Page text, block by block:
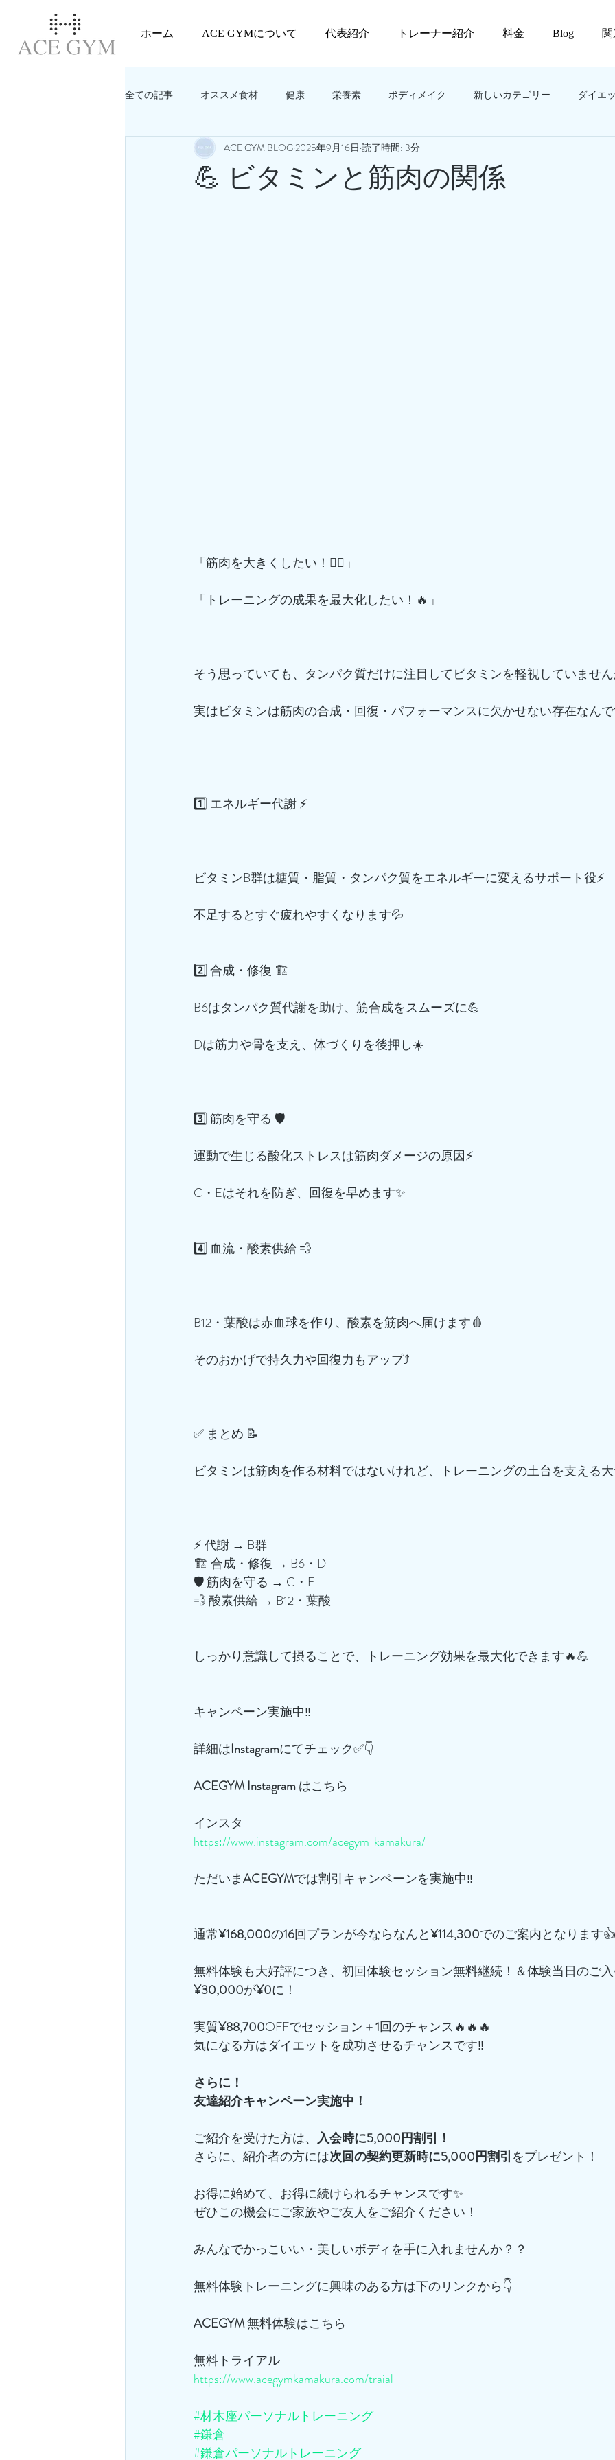
ホーム ACE GYMについて 代表紹介 トレーナー紹介 料金 Blog
全ての記事 オススメ食材 健康 栄養素 ボディメイク 新しいカテゴリー ダイエ
教えてACEGYM‼️ 美容
💪 ビタミンと筋肉の関係
ACE GYM BLOG 2025年9月16日 読了時間: 3分
「筋肉を大きくしたい！🏋️‍♂️」
「トレーニングの成果を最大化したい！🔥」
そう思っていても、タンパク質だけに注目してビタミンを軽視していませ
実はビタミンは筋肉の合成・回復・パフォーマンスに欠かせない存在なん
1️⃣ エネルギー代謝 ⚡️
ビタミンB群は糖質・脂質・タンパク質をエネルギーに変えるサポート役⚡
不足するとすぐ疲れやすくなります💦
2️⃣ 合成・修復 🏗️
B6はタンパク質代謝を助け、筋合成をスムーズに💪
Dは筋力や骨を支え、体づくりを後押し☀️
3️⃣ 筋肉を守る 🛡️
運動で生じる酸化ストレスは筋肉ダメージの原因⚡
C・Eはそれを防ぎ、回復を早めます✨
4️⃣ 血流・酸素供給 💨
B12・葉酸は赤血球を作り、酸素を筋肉へ届けます🩸
そのおかげで持久力や回復力もアップ⤴️
✅ まとめ 📝
ビタミンは筋肉を作る材料ではないけれど、トレーニングの土台を支える
⚡ 代謝 → B群
🏗️ 合成・修復 → B6・D
🛡️ 筋肉を守る → C・E
💨 酸素供給 → B12・葉酸
しっかり意識して摂ることで、トレーニング効果を最大化できます🔥💪
キャンペーン実施中‼️
詳細はInstagramにてチェック✅👇
ACEGYM Instagram はこちら
インスタ
https://www.instagram.com/acegym_kamakura/
ただいまACEGYMでは割引キャンペーンを実施中‼️
通常¥168,000の16回プランが今ならなんと¥114,300でのご案内となります👍
無料体験も大好評につき、初回体験セッション無料継続！＆体験当日のご
¥30,000が¥0に！
実質¥88,700OFFでセッション＋1回のチャンス🔥🔥🔥
気になる方はダイエットを成功させるチャンスです‼️
さらに！
友達紹介キャンペーン実施中！
ご紹介を受けた方は、 入会時に5,000円割引！
さらに、紹介者の方には次回の契約更新時に5,000円割引をプレゼント！
お得に始めて、お得に続けられるチャンスです✨
ぜひこの機会にご家族やご友人をご紹介ください！
みんなでかっこいい・美しいボディを手に入れませんか？？
無料体験トレーニングに興味のある方は下のリンクから👇
ACEGYM 無料体験はこちら
無料トライアル
https://www.acegymkamakura.com/traial
#材木座パーソナルトレーニング
#鎌倉
#鎌倉パーソナルトレーニング